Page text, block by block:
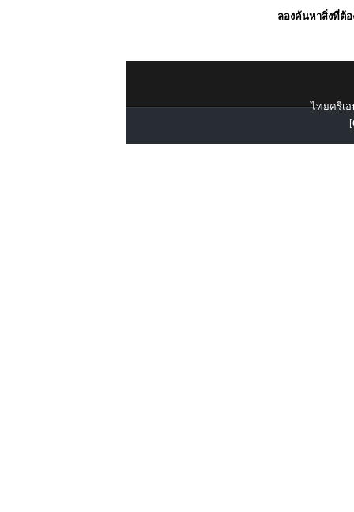
ลองค้นหาสิ่งที่ต้อ
ไทยครีเอ
[